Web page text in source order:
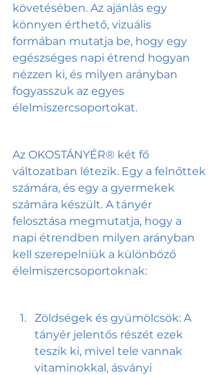
követésében. Az ajánlás egy
könnyen érthető, vizuális
formában mutatja be, hogy egy
egészséges napi étrend hogyan
nézzen ki, és milyen arányban
fogyasszuk az egyes
élelmiszercsoportokat.
Az OKOSTÁNYÉR® két fő
változatban létezik. Egy a felnőttek
számára, és egy a gyermekek
számára készült. A tányér
felosztása megmutatja, hogy a
napi étrendben milyen arányban
kell szerepelniük a különböző
élelmiszercsoportoknak:
Zöldségek és gyümölcsök: A
tányér jelentős részét ezek
teszik ki, mivel tele vannak
vitaminokkal, ásványi